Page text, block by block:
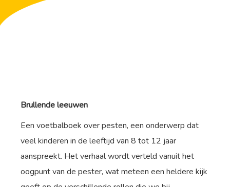
Brullende leeuwen
Een voetbalboek over pesten, een onderwerp dat
veel kinderen in de leeftijd van 8 tot 12 jaar
aanspreekt. Het verhaal wordt verteld vanuit het
oogpunt van de pester, wat meteen een heldere kijk